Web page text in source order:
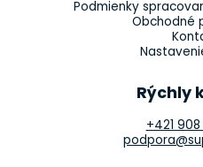
Podmienky
Obchodné
Rýchly
+421